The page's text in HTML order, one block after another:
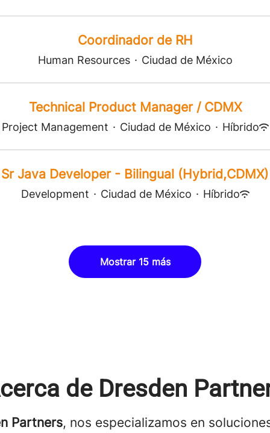
Coordinador de RH
Human Resources · Ciudad de México
Technical Product Manager / CDMX
Project Management · Ciudad de México · Híbrido
Sr Java Developer - Bilingual (Hybrid,CDMX)
Development · Ciudad de México · Híbrido
Mostrar 15 más
de Dresden
Partners, nos especializamos en